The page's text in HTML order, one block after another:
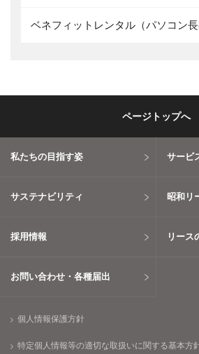
ベネフィットレンタル（パソコン長
ページトップへ
私たちの目指す姿 サービ
サステナビリティ 昭和リ
採用情報 リース
お問い合わせ・各種届出
個人情報保護方針
特定個人情報等の適切な取扱いに関する基本方